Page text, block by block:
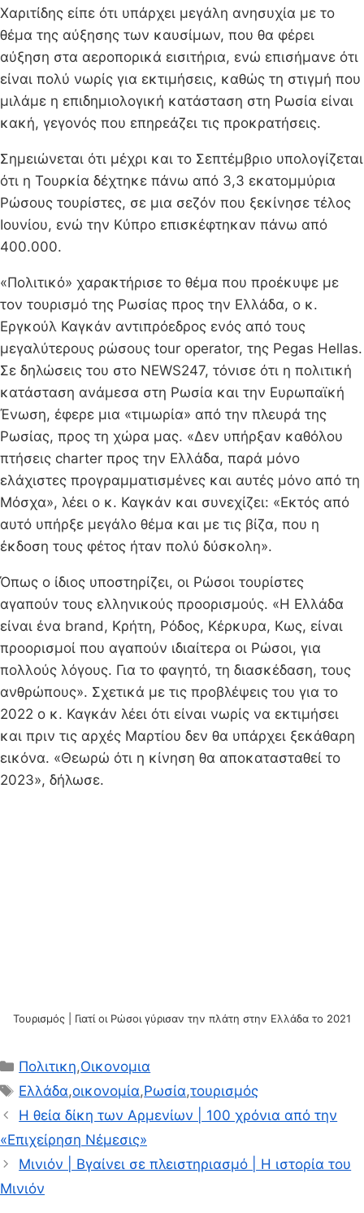
Χαριτίδης είπε ότι υπάρχει μεγάλη ανησυχία με το
θέμα της αύξησης των καυσίμων, που θα φέρει
αύξηση στα αεροπορικά εισιτήρια, ενώ επισήμανε ότι
είναι πολύ νωρίς για εκτιμήσεις, καθώς τη στιγμή που
μιλάμε η επιδημιολογική κατάσταση στη Ρωσία είναι
κακή, γεγονός που επηρεάζει τις προκρατήσεις.
Σημειώνεται ότι μέχρι και το Σεπτέμβριο υπολογίζεται
ότι η Τουρκία δέχτηκε πάνω από 3,3 εκατομμύρια
Ρώσους τουρίστες, σε μια σεζόν που ξεκίνησε τέλος
Ιουνίου, ενώ την Κύπρο επισκέφτηκαν πάνω από
400.000.
«Πολιτικό» χαρακτήρισε το θέμα που προέκυψε με
τον τουρισμό της Ρωσίας προς την Ελλάδα, ο κ.
Εργκούλ Καγκάν αντιπρόεδρος ενός από τους
μεγαλύτερους ρώσους tour operator, της Pegas Hellas.
Σε δηλώσεις του στο NEWS247, τόνισε ότι η πολιτική
κατάσταση ανάμεσα στη Ρωσία και την Ευρωπαϊκή
Ένωση, έφερε μια «τιμωρία» από την πλευρά της
Ρωσίας, προς τη χώρα μας. «Δεν υπήρξαν καθόλου
πτήσεις charter προς την Ελλάδα, παρά μόνο
ελάχιστες προγραμματισμένες και αυτές μόνο από τη
Μόσχα», λέει ο κ. Καγκάν και συνεχίζει: «Εκτός από
αυτό υπήρξε μεγάλο θέμα και με τις βίζα, που η
έκδοση τους φέτος ήταν πολύ δύσκολη».
Όπως ο ίδιος υποστηρίζει, οι Ρώσοι τουρίστες
αγαπούν τους ελληνικούς προορισμούς. «Η Ελλάδα
είναι ένα brand, Κρήτη, Ρόδος, Κέρκυρα, Κως, είναι
προορισμοί που αγαπούν ιδιαίτερα οι Ρώσοι, για
πολλούς λόγους. Για το φαγητό, τη διασκέδαση, τους
ανθρώπους». Σχετικά με τις προβλέψεις του για το
2022 ο κ. Καγκάν λέει ότι είναι νωρίς να εκτιμήσει
και πριν τις αρχές Μαρτίου δεν θα υπάρχει ξεκάθαρη
εικόνα. «Θεωρώ ότι η κίνηση θα αποκατασταθεί το
2023», δήλωσε.
Τουρισμός | Γιατί οι Ρώσοι γύρισαν την πλάτη στην Ελλάδα το 2021
Κατηγορίες
Πολιτικη,Οικονομια
Ετικέτες
Ελλάδα,οικονομία,Ρωσία,τουρισμός
Η θεία δίκη των Αρμενίων | 100 χρόνια από την
«Επιχείρηση Νέμεσις»
Μινιόν | Βγαίνει σε πλειστηριασμό | Η ιστορία του
Μινιόν